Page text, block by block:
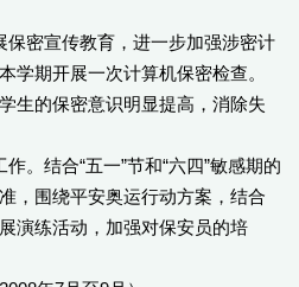
密宣传教育，进一步加强涉密计
学期开展一次计算机保密检查。
生的保密意识明显提高，消除失
结合“五一”节和“六四”敏感期的
，围绕平安奥运行动方案，结合
演练活动，加强对保安员的培